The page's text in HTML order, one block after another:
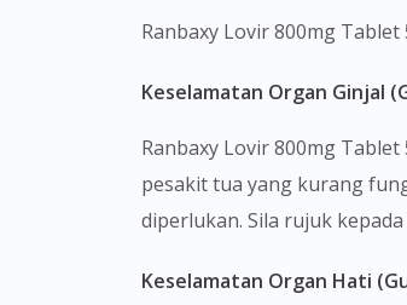
Ranbaxy Lovir 800mg
Keselamatan Organ Ginjal
Ranbaxy Lovir 800mg
pesakit tua yang kurang
diperlukan. Sila rujuk
Keselamatan Organ Hati